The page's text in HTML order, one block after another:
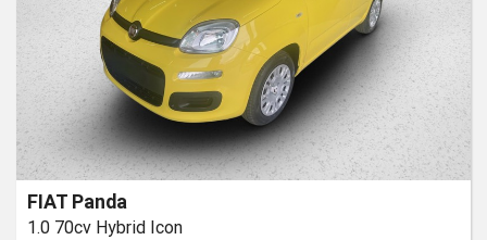
FIAT Panda
1.0 70cv Hybrid Icon